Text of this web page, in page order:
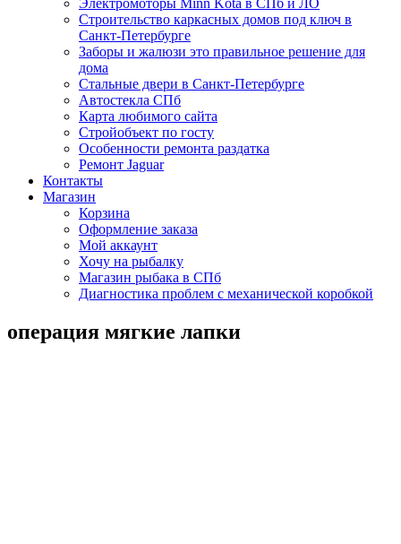
Электромоторы Minn Kota в СПб и ЛО
Строительство каркасных домов под ключ в
Санкт-Петербурге
Заборы и жалюзи это правильное решение для
дома
Стальные двери в Санкт-Петербурге
Автостекла СПб
Карта любимого сайта
Стройобъект по госту
Особенности ремонта раздатка
Ремонт Jaguar
Контакты
Магазин
Корзина
Оформление заказа
Мой аккаунт
Хочу на рыбалку
Магазин рыбака в СПб
Диагностика проблем с механической коробкой
операция мягкие лапки